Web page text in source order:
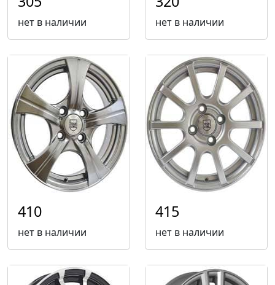
нет в наличии нет в наличии
410
нет в наличии
415
нет в наличии